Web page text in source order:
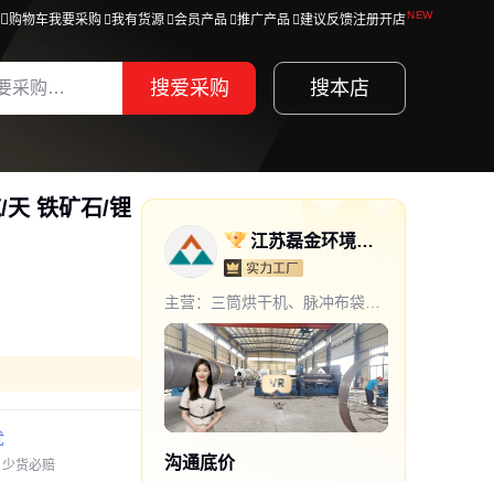
购物车我要采购 我有货源 会员产品 推广产品 建议反馈注册开店
搜爱采购 搜本店
天 铁矿石/锂
少货必赔
江苏磊金环境工程有限公司
主营：三筒烘干机、脉冲布袋除
回转式烘干机、单筒烘干机、三
回程烘干机、石英砂烘干机、沙
子烘干机、粉煤灰烘干机、矿粉
烘干机、三分离选粉机、组合式
选粉机、脉冲单机除尘器、气箱
脉冲除尘器、仓顶除尘器、滤筒
除尘器、防爆锅炉除尘器、布袋
回转窑焚烧炉、回转窑煅烧窑、
回转窑烘干机、催化燃烧设备
沟通底价